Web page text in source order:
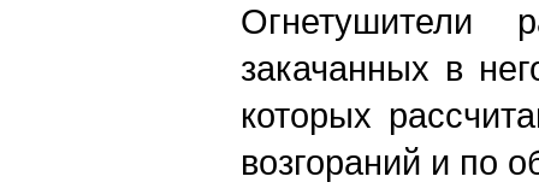
Огнетушители
закачанных в
которых
возгораний и по